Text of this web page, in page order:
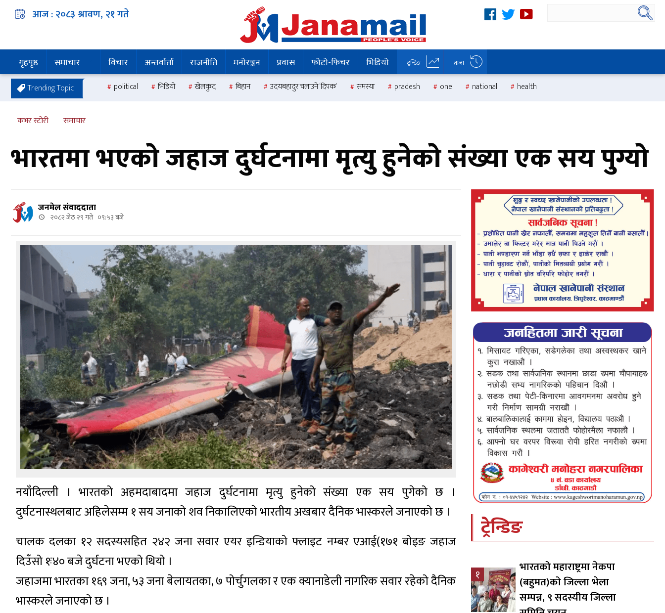
आज :२०८३ श्रावण, २१गते
गृहपृष्ठ समाचार विचार अन्तर्वार्ता राजनीति मनोरञ्जन प्रवास फोटो-फिचर भिडियो ट्रन्डिङ ताजा
Trending Topic political भिडियो खेलकुद बिहान उदयबहादुर चलाउने ‘दिपक’ समस्या pradesh one national health
कभर स्टोरी समाचार
भारतमा भएको जहाज दुर्घटनामा मृत्यु हुनेको संख्या एक सय पुग्यो
जनमेल संवाददाता
२०८२ जेठ २९ गते ०९:५३ बजे
नयाँदिल्ली । भारतको अहमदाबादमा जहाज दुर्घटनामा मृत्यु हुनेको संख्या एक सय पुगेको छ ।
दुर्घटनास्थलबाट अहिलेसम्म १ सय जनाको शव निकालिएको भारतीय अखबार दैनिक भास्करले जनाएको छ ।
चालक दलका १२ सदस्यसहित २४२ जना सवार एयर इन्डियाको फ्लाइट नम्बर एआई(१७१ बोइङ जहाज
दिउँसो १ः४० बजे दुर्घटना भएको थियो ।
जहाजमा भारतका १६९ जना, ५३ जना बेलायतका, ७ पोर्चुगलका र एक क्यानाडेली नागरिक सवार रहेको दैनिक
भास्करले जनाएको छ ।
ट्रेन्डिङ
१
भारतको महाराष्ट्रमा नेकपा
(बहुमत)को जिल्ला भेला
सम्पन्न, ९ सदस्यीय जिल्ला